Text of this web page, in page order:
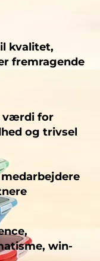
kvalitet,
fremragende
værdi for
og trivsel
win-